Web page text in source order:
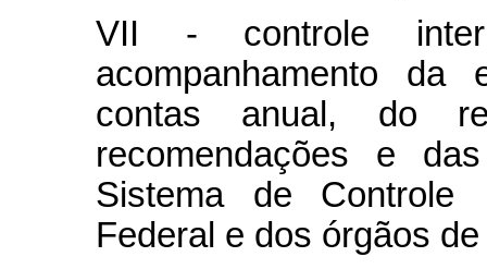
VII - controle
acompanhamento da
contas anual, do
recomendações e
Sistema de Controle
Federal e dos órgãos